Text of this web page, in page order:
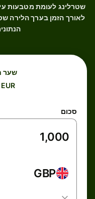
שטרלינג לעומת מטבעות
לאורך הזמן בערך הלירה
שער
סכום
GBP